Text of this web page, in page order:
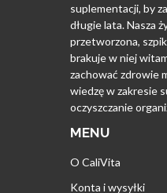
suplementacji, by
długie lata. Nasza
przetworzona,
brakuje w niej
zachować zdrowie
wiedzę w zakresie
oczyszczanie
MENU
O CaliVita
Konta i wysyłki